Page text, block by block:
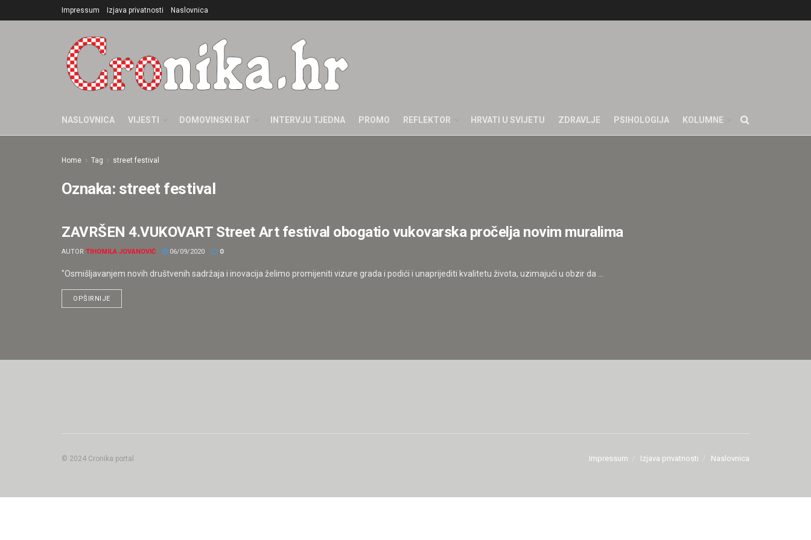
Impressum Izjava privatnosti Naslovnica
NASLOVNICA VIJESTI DOMOVINSKI RAT INTERVJU TJEDNA PROMO REFLEKTOR HRVATI U SVIJETU ZDRAVLJE PSIHOLOGIJA KOLUMNE
Home Tag street festival
Oznaka: street festival
HRVATSKA
ZAVRŠEN 4.VUKOVART Street Art festival obogatio vukovarska pročelja novim muralima
AUTOR TIHOMILA JOVANOVIĆ 06/09/2020 0
"Osmišljavanjem novih društvenih sadržaja i inovacija želimo promijeniti vizure grada i podići i unaprijediti kvalitetu života, uzimajući u obzir da ...
OPŠIRNIJE
Impressum Izjava privatnosti Naslovnica
© 2024 Cronika portal